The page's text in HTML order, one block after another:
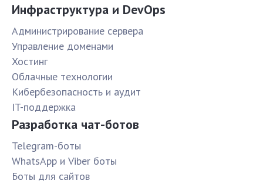
Инфраструктура и DevOps
Администрирование сервера
Управление доменами
Хостинг
Облачные технологии
Кибербезопасность и аудит
IT-поддержка
Разработка чат-ботов
Telegram-боты
WhatsApp и Viber боты
Боты для сайтов